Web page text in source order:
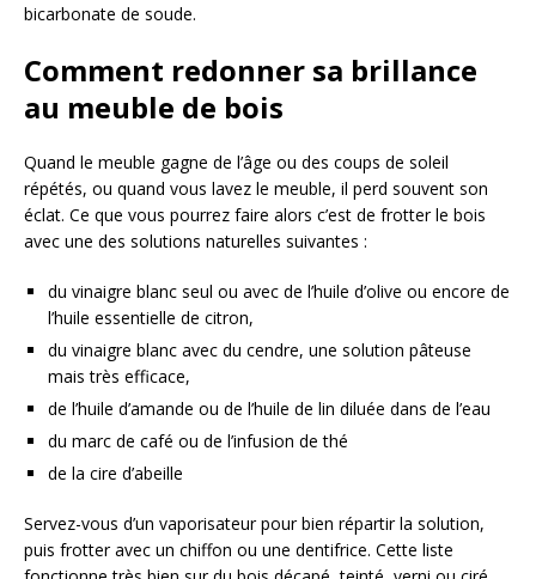
bicarbonate de soude.
Comment redonner sa brillance
au meuble de bois
Quand le meuble gagne de l’âge ou des coups de soleil
répétés, ou quand vous lavez le meuble, il perd souvent son
éclat. Ce que vous pourrez faire alors c’est de frotter le bois
avec une des solutions naturelles suivantes :
du vinaigre blanc seul ou avec de l’huile d’olive ou encore de
l’huile essentielle de citron,
du vinaigre blanc avec du cendre, une solution pâteuse
mais très efficace,
de l’huile d’amande ou de l’huile de lin diluée dans de l’eau
du marc de café ou de l’infusion de thé
de la cire d’abeille
Servez-vous d’un vaporisateur pour bien répartir la solution,
puis frotter avec un chiffon ou une dentifrice. Cette liste